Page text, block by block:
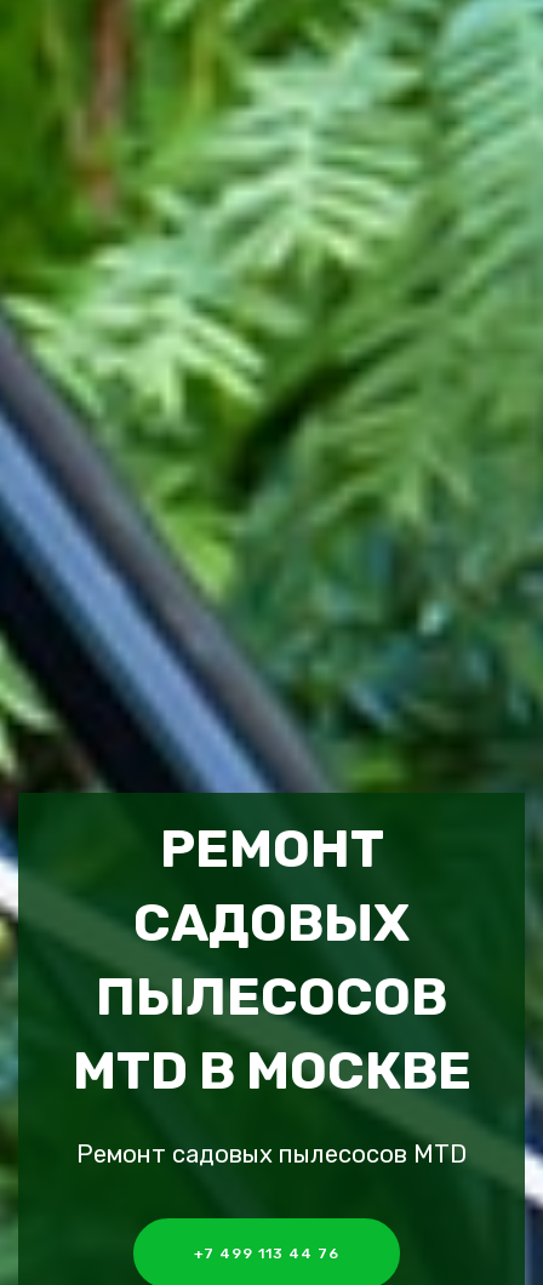
РЕМОНТ
САДОВЫХ
ПЫЛЕСОСОВ
MTD В МОСКВЕ
Ремонт садовых пылесосов MTD
+7 499 113 44 76